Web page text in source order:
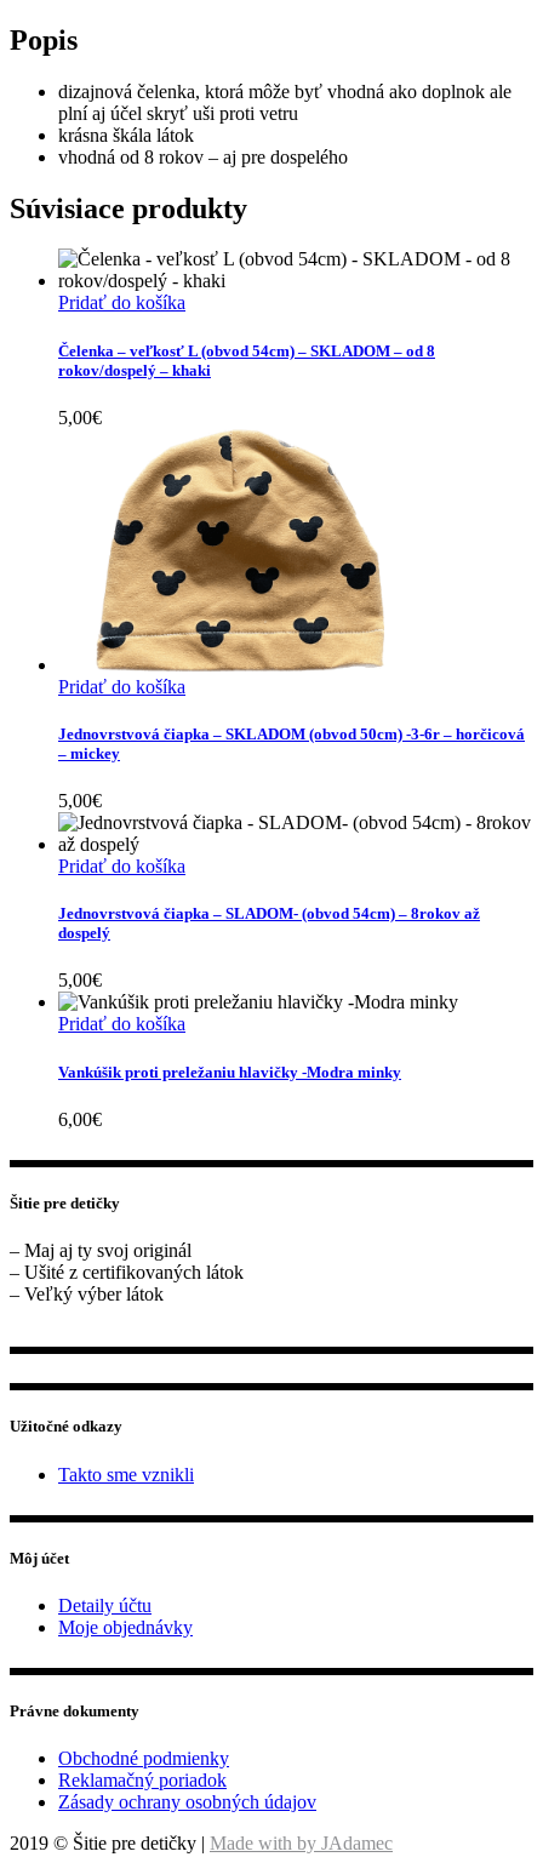
-
SKLADOM
rokov/dospelý
počet
Popis
dizajnová čelenka, ktorá môže byť vhodná ako doplnok ale
plní aj účel skryť uši proti vetru
krásna škála látok
vhodná od 8 rokov – aj pre dospelého
Súvisiace produkty
Pridať do košíka
Čelenka – veľkosť L (obvod 54cm) – SKLADOM – od 8
rokov/dospelý – khaki
5,00€
Pridať do košíka
Jednovrstvová čiapka – SKLADOM (obvod 50cm) -3-6r – horčicová
– mickey
5,00€
Pridať do košíka
Jednovrstvová čiapka – SLADOM- (obvod 54cm) – 8rokov až
dospelý
5,00€
Pridať do košíka
Vankúšik proti preležaniu hlavičky -Modra minky
6,00€
Šitie pre detičky
– Maj aj ty svoj originál
– Ušité z certifikovaných látok
– Veľký výber látok
Užitočné odkazy
Takto sme vznikli
Môj účet
Detaily účtu
Moje objednávky
Právne dokumenty
Obchodné podmienky
Reklamačný poriadok
Zásady ochrany osobných údajov
2019 © Šitie pre detičky | Made with by JAdamec